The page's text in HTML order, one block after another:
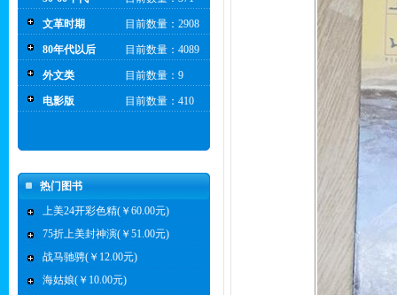
文革时期 目前数量：2908
80年代以后 目前数量：4089
外文类 目前数量：9
电影版 目前数量：410
热门图书
上美24开彩色精(￥60.00元)
75折上美封神演(￥51.00元)
战马驰骋(￥12.00元)
海姑娘(￥10.00元)